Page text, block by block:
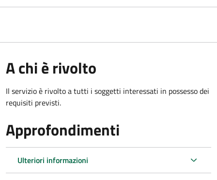
A chi è rivolto
Il servizio è rivolto a tutti i soggetti interessati in possesso dei
requisiti previsti.
Approfondimenti
Ulteriori informazioni